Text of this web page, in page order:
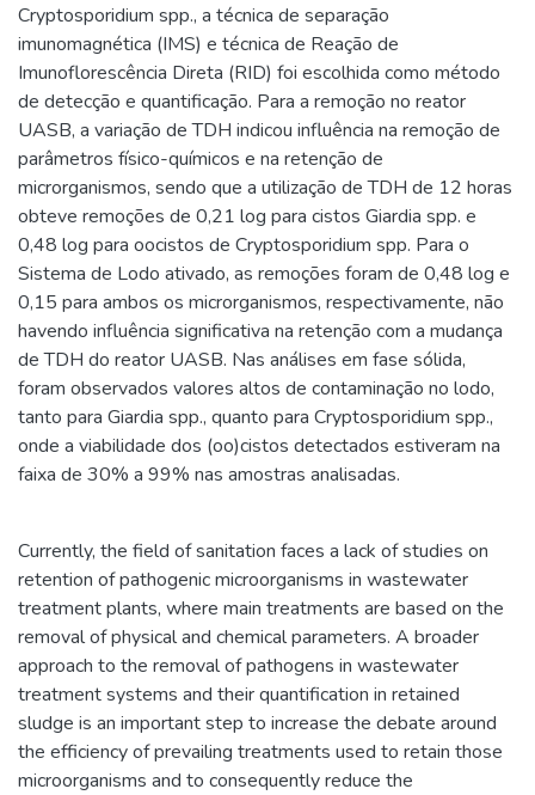
Cryptosporidium spp., a técnica de separação
imunomagnética (IMS) e técnica de Reação de
Imunoflorescência Direta (RID) foi escolhida como método
de detecção e quantificação. Para a remoção no reator
UASB, a variação de TDH indicou influência na remoção de
parâmetros físico-químicos e na retenção de
microrganismos, sendo que a utilização de TDH de 12 horas
obteve remoções de 0,21 log para cistos Giardia spp. e
0,48 log para oocistos de Cryptosporidium spp. Para o
Sistema de Lodo ativado, as remoções foram de 0,48 log e
0,15 para ambos os microrganismos, respectivamente, não
havendo influência significativa na retenção com a mudança
de TDH do reator UASB. Nas análises em fase sólida,
foram observados valores altos de contaminação no lodo,
tanto para Giardia spp., quanto para Cryptosporidium spp.,
onde a viabilidade dos (oo)cistos detectados estiveram na
faixa de 30% a 99% nas amostras analisadas.
Currently, the field of sanitation faces a lack of studies on
retention of pathogenic microorganisms in wastewater
treatment plants, where main treatments are based on the
removal of physical and chemical parameters. A broader
approach to the removal of pathogens in wastewater
treatment systems and their quantification in retained
sludge is an important step to increase the debate around
the efficiency of prevailing treatments used to retain those
microorganisms and to consequently reduce the